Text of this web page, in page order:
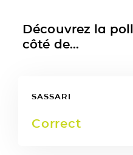
Découvrez la
côté de...
SASSARI
Correct